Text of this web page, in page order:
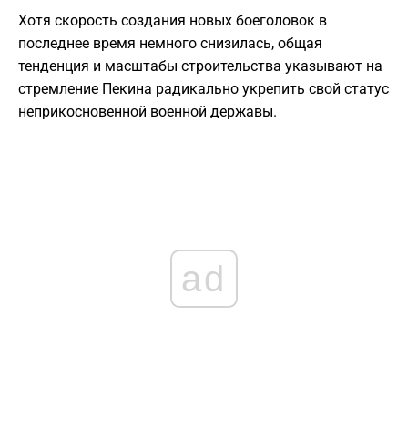
​Хотя скорость создания новых боеголовок в
последнее время немного снизилась, общая
тенденция и масштабы строительства указывают на
стремление Пекина радикально укрепить свой статус
неприкосновенной военной державы.
ad